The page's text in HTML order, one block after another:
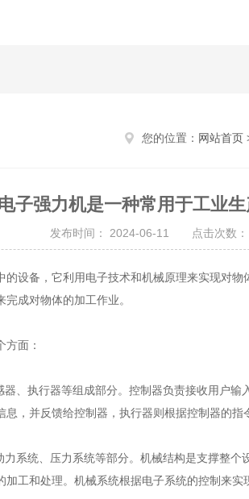
您的位置： 网站首页
子强力机是一种常用于工业
发布时间： 2024-06-11 点击次数：
的设备，它利用电子技术和机械原理来实现对
成对物体的加工作业。
面：
执行器等组成部分。控制器负责接收用户输
，并反馈给控制器，执行器则根据控制器的指
统、压力系统等部分。机械结构是支撑整个
工和处理。机械系统根据电子系统的控制来实